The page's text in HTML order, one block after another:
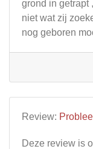
grond in getrapt
niet wat zij
nog geboren
Review:
Deze review is